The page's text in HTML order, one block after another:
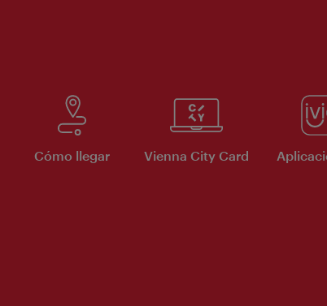
Cómo llegar Vienna City Card